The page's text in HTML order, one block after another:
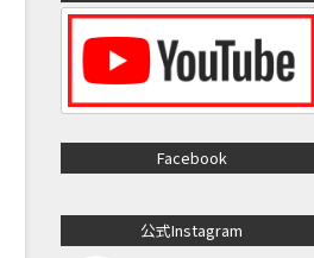
Facebook
公式Instagram